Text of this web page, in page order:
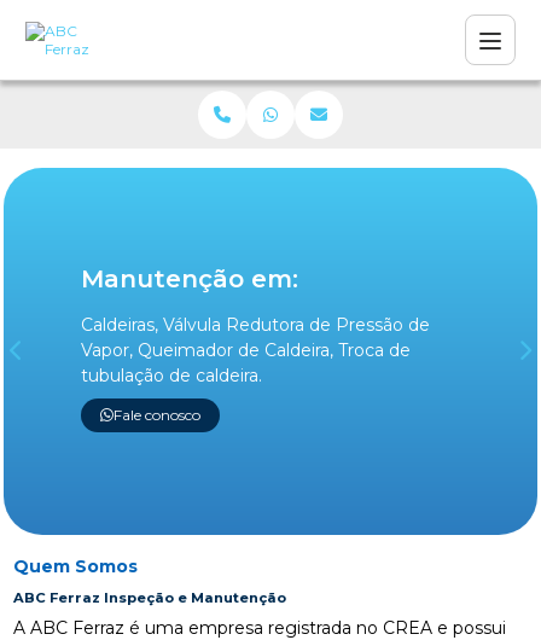
Manutenção em:
Caldeiras, Válvula Redutora de Pressão de
Vapor, Queimador de Caldeira, Troca de
tubulação de caldeira.
Fale conosco
fornalha
Quem Somos
ABC Ferraz Inspeção e Manutenção
A ABC Ferraz é uma empresa registrada no CREA e possui